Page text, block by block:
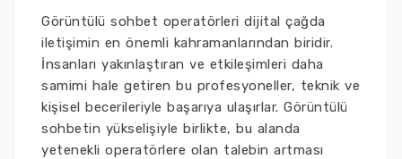
Görüntülü sohbet operatörleri dijital çağda
iletişimin en önemli kahramanlarından biridir.
İnsanları yakınlaştıran ve etkileşimleri daha
samimi hale getiren bu profesyoneller, teknik ve
kişisel becerileriyle başarıya ulaşırlar. Görüntülü
sohbetin yükselişiyle birlikte, bu alanda
yetenekli operatörlere olan talebin artması